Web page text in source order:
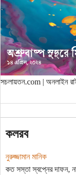
সচলায়তন.com | অনলাইন
কলরব
নুরুজ্জামান মানিক
কত সস্তা স্বপ্নের দাফন,